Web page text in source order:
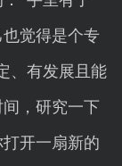
觉得是个专
、有发展且能
，研究一下
开一扇新的